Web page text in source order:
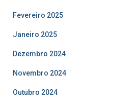
Fevereiro 2025
Janeiro 2025
Dezembro 2024
Novembro 2024
Outubro 2024